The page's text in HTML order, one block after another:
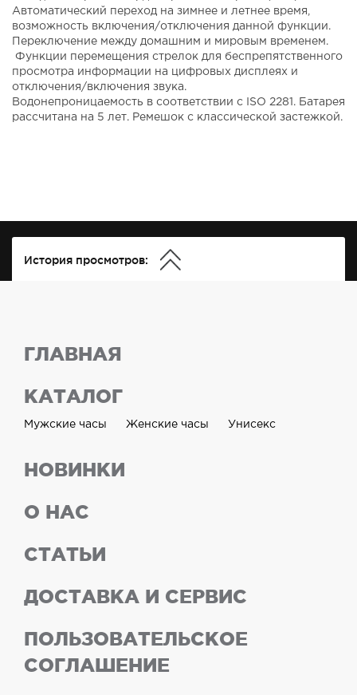
Автоматический переход на зимнее и летнее время,
возможность включения/отключения данной функции.
Переключение между домашним и мировым временем.
Функции перемещения стрелок для беспрепятственного
просмотра информации на цифровых дисплеях и
отключения/включения звука.
Водонепроницаемость в соответствии с ISO 2281. Батарея
рассчитана на 5 лет. Ремешок с классической застежкой.
История просмотров:
ГЛАВНАЯ
КАТАЛОГ
Мужские часы Женские часы Унисекс
НОВИНКИ
О НАС
СТАТЬИ
ДОСТАВКА И СЕРВИС
ПОЛЬЗОВАТЕЛЬСКОЕ
СОГЛАШЕНИЕ